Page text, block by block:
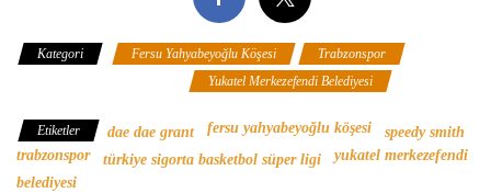
Kategori Fersu Yahyabeyoğlu Köşesi Trabzonspor
Yukatel Merkezefendi Belediyesi
Etiketler dae dae grant fersu yahyabeyoğlu köşesi
speedy smith
trabzonspor
türkiye sigorta basketbol süper ligi
yukatel merkezefendi
belediyesi